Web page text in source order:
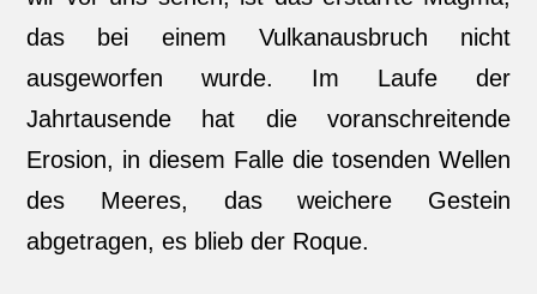
das bei einem Vulkanausbruch nicht
ausgeworfen wurde. Im Laufe der
Jahrtausende hat die voranschreitende
Erosion, in diesem Falle die tosenden Wellen
des Meeres, das weichere Gestein
abgetragen, es blieb der Roque.